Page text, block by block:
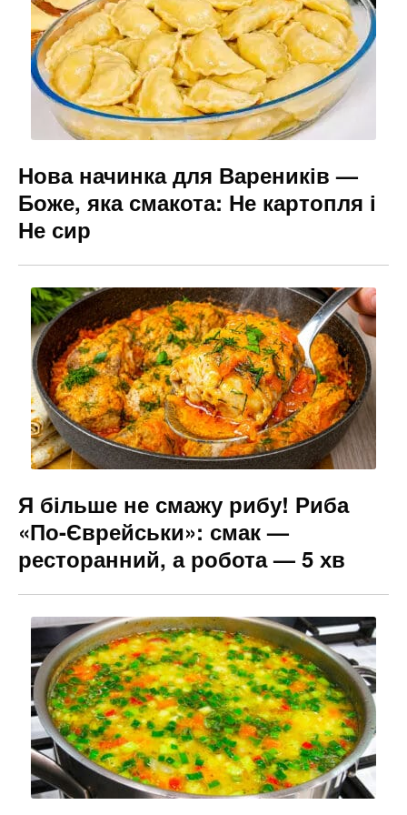
o
k
g
er
Нова начинка для Вареників —
Боже, яка смакота: Не картопля і
Не сир
Я більше не смажу рибу! Риба
«По-Єврейськи»: смак —
ресторанний, а робота — 5 хв